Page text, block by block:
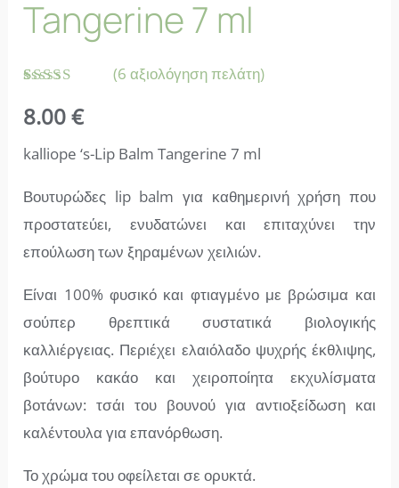
Tangerine 7 ml
με5.00
από 5 με
βαθμολογία
(6 αξιολόγηση πελάτη)
8.00€
kalliope ‘s-Lip Balm Tangerine 7 ml
Βουτυρώδες lip balm για καθημερινή χρήση που
προστατεύει, ενυδατώνει και επιταχύνει την
επούλωση των ξηραμένων χειλιών.
Είναι 100% φυσικό και φτιαγμένο με βρώσιμα και
σούπερ θρεπτικά συστατικά βιολογικής
καλλιέργειας. Περιέχει ελαιόλαδο ψυχρής έκθλιψης,
βούτυρο κακάο και χειροποίητα εκχυλίσματα
βοτάνων: τσάι του βουνού για αντιοξείδωση και
καλέντουλα για επανόρθωση.
Το χρώμα του οφείλεται σε ορυκτά.